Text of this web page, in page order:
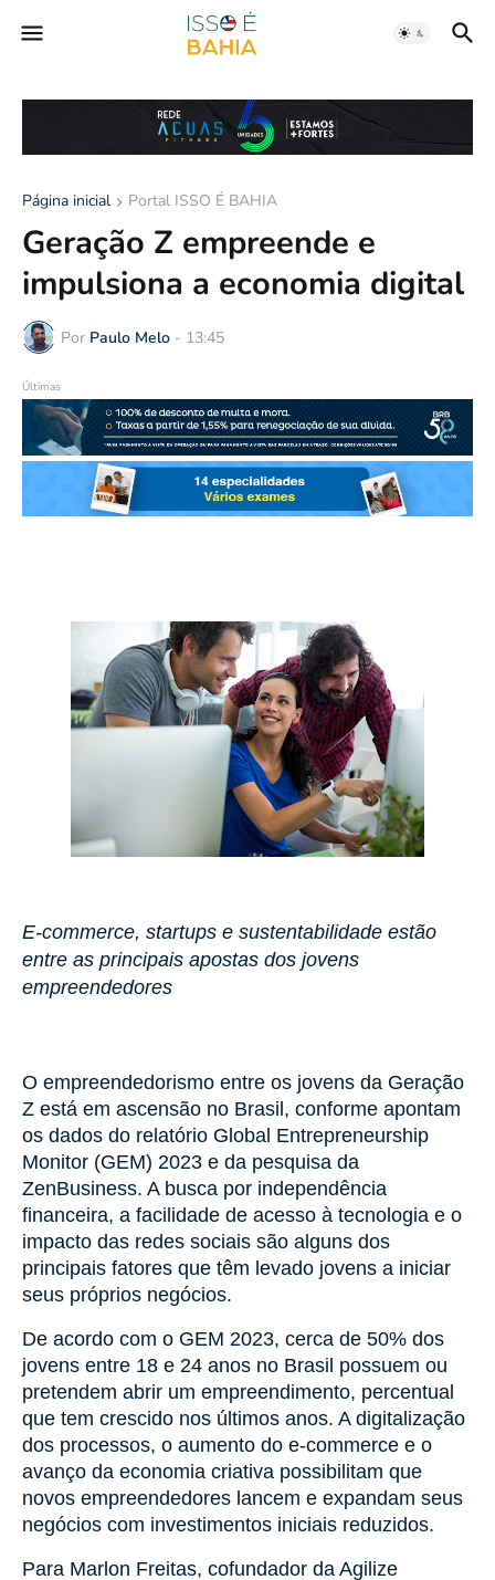
Página inicial Portal ISSO É BAHIA
Geração Z empreende e
impulsiona a economia digital
Por Paulo Melo - 13:45
Últimas
E-commerce, startups e sustentabilidade estão
entre as principais apostas dos jovens
empreendedores
O empreendedorismo entre os jovens da Geração
Z está em ascensão no Brasil, conforme apontam
os dados do relatório Global Entrepreneurship
Monitor (GEM) 2023 e da pesquisa da
ZenBusiness. A busca por independência
financeira, a facilidade de acesso à tecnologia e o
impacto das redes sociais são alguns dos
principais fatores que têm levado jovens a iniciar
seus próprios negócios.
De acordo com o GEM 2023, cerca de 50% dos
jovens entre 18 e 24 anos no Brasil possuem ou
pretendem abrir um empreendimento, percentual
que tem crescido nos últimos anos. A digitalização
dos processos, o aumento do e-commerce e o
avanço da economia criativa possibilitam que
novos empreendedores lancem e expandam seus
negócios com investimentos iniciais reduzidos.
Para Marlon Freitas, cofundador da Agilize